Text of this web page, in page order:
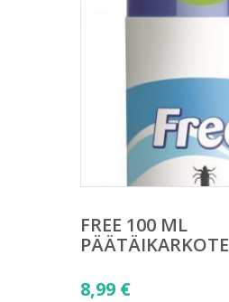
FREE 100 ML
PÄÄTÄIKARKOTE
8,99 €